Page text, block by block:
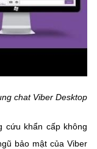
English
(MST)
chat Viber Desktop
cứu khẩn cấp không
bảo mật của Viber